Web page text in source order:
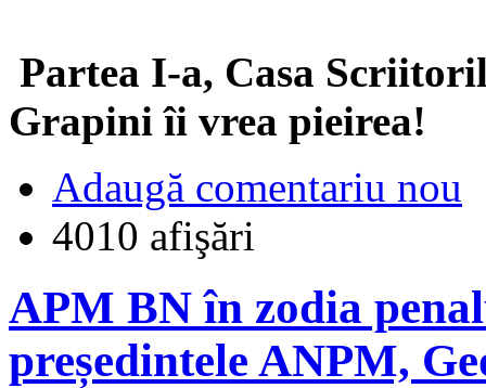
Partea I-a, Casa
Grapini îi vrea pieirea!
Adaugă comentariu nou
4010 afişări
APM BN în zodia
președintele ANPM,